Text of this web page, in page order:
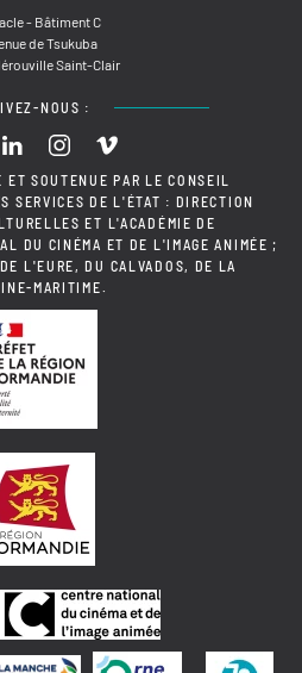
- Bâtiment C
de Tsukuba
Saint-Clair
NOUS :
SOUTENUE PAR LE CONSEIL
SERVICES DE L'ÉTAT : DIRECTION
ET L'ACADÉMIE DE
DU CINÉMA ET DE L'IMAGE ANIMÉE ;
L'EURE, DU CALVADOS, DE LA
MARITIME.